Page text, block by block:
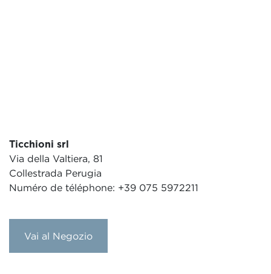
Ticchioni srl
Via della Valtiera, 81
Collestrada Perugia
Numéro de téléphone: +39 075 5972211
Vai al Negozio